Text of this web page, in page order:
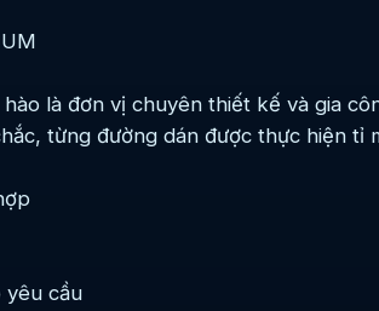
là đơn vị chuyên thiết kế và gia
từng đường dán được thực hiện tỉ
yêu cầu